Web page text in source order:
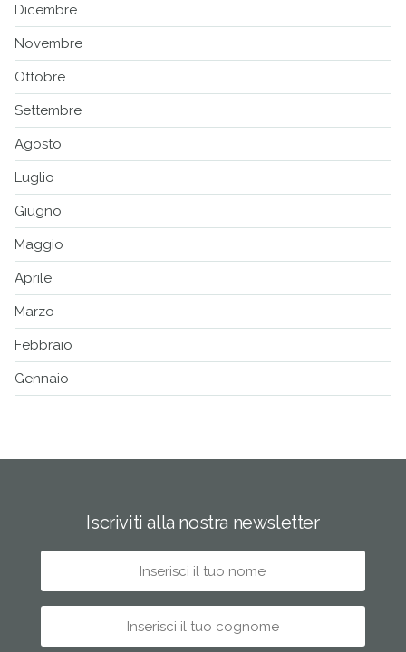
Dicembre
Novembre
Ottobre
Settembre
Agosto
Luglio
Giugno
Maggio
Aprile
Marzo
Febbraio
Gennaio
Iscriviti alla nostra newsletter